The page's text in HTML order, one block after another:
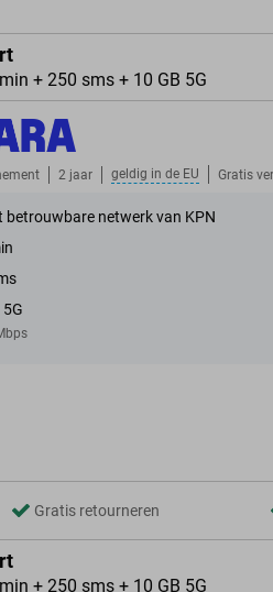
+ 250 sms + 10 GB 5G
2 jaar geldig in de EU Gratis
betrouwbare netwerk van KPN
5G
Gratis retourneren
+ 250 sms + 10 GB 5G